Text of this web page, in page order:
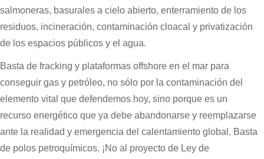
salmoneras, basurales a cielo abierto, enterramiento de los
residuos, incineración, contaminación cloacal y privatización
de los espacios públicos y el agua.
Basta de fracking y plataformas offshore en el mar para
conseguir gas y petróleo, no sólo por la contaminación del
elemento vital que defendemos hoy, sino porque es un
recurso energético que ya debe abandonarse y reemplazarse
ante la realidad y emergencia del calentamiento global. Basta
de polos petroquímicos. ¡No al proyecto de Ley de